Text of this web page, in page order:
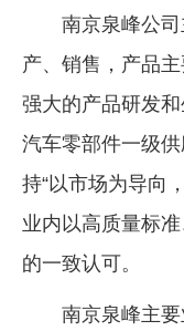
南京泉峰公
产、销售，产品
强大的产品研发
汽车零部件一级
持“以市场为导向
业内以高质量标
的一致认可。
南京泉峰主